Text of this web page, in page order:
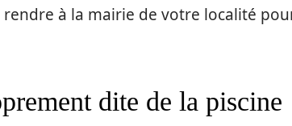
rendre à la mairie de votre localité
dite de la piscine